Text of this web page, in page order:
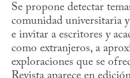
Se propone detectar
comunidad universitaria
e invitar a escritores y
como extranjeros, a
exploraciones que se
Revista aparece en